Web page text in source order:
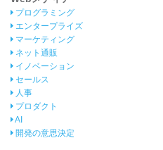
プログラミング
エンタープライズ
マーケティング
ネット通販
イノベーション
セールス
人事
プロダクト
AI
開発の意思決定